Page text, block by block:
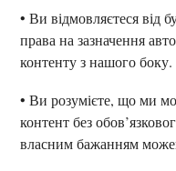
• Ви відмовляєтеся від
права на зазначення
контенту з нашого боку.
• Ви розумієте, що ми
контент без
власним бажанням